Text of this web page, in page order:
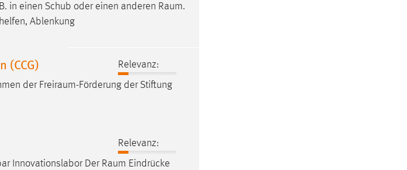
in einen Schub oder einen anderen Raum.
Ablenkung
(CCG)
Relevanz:
der Freiraum-Förderung der Stiftung
Relevanz:
Innovationslabor Der Raum Eindrücke